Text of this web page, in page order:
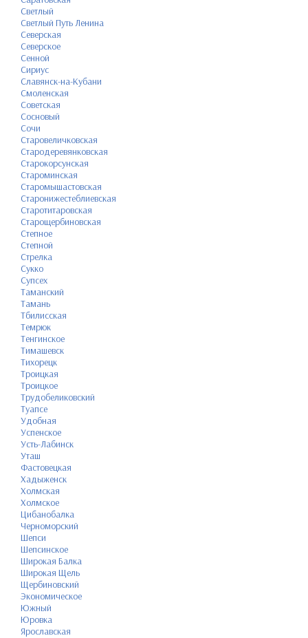
Светлый
Светлый Путь Ленина
Северская
Северское
Сенной
Сириус
Славянск-на-Кубани
Смоленская
Советская
Сосновый
Сочи
Старовеличковская
Стародеревянковская
Старокорсунская
Староминская
Старомышастовская
Старонижестеблиевская
Старотитаровская
Старощербиновская
Степное
Степной
Стрелка
Сукко
Супсех
Таманский
Тамань
Тбилисская
Темрюк
Тенгинское
Тимашевск
Тихорецк
Троицкая
Троицкое
Трудобеликовский
Туапсе
Удобная
Успенское
Усть-Лабинск
Уташ
Фастовецкая
Хадыженск
Холмская
Холмское
Цибанобалка
Черноморский
Шепси
Шепсинское
Широкая Балка
Широкая Щель
Щербиновский
Экономическое
Южный
Юровка
Ярославская